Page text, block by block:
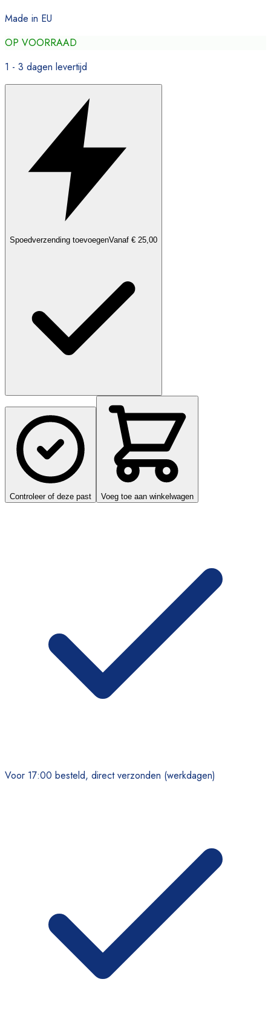
Made in EU
OP VOORRAAD
1 - 3 dagen levertijd
Spoedverzending toevoegenVanaf € 25,00
Controleer of deze past Voeg toe aan winkelwagen
Voor 17:00 besteld, direct verzonden (werkdagen)